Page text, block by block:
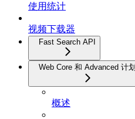
使用统计
视频下载器
Fast Search API
Web Core 和 Advanced 计划
概述